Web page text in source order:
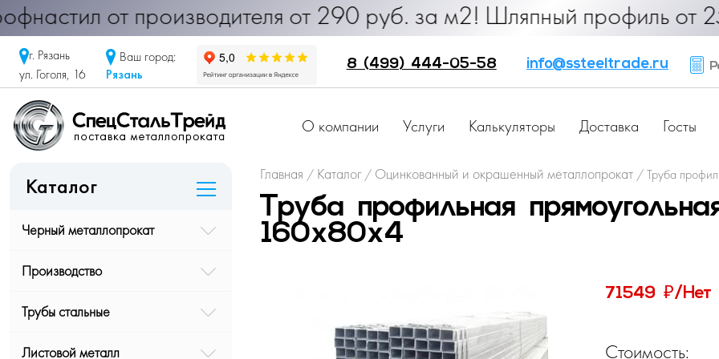
от производителя от 290 руб. за м2! Шляпный профиль
г. Рязань
ул. Гоголя, 16
Ваш город:
Рязань
8 (499) 444-05-58 info@ssteeltrade.ru
О компании Услуги Калькуляторы Доставка Госты
Каталог
Черный металлопрокат
Производство
Трубы стальные
Листовой металл
Главная / Каталог / Оцинкованный и окрашенный металлопрокат /Труба
Труба профильная
160х80х4
71549 ₽/Нет
Стоимость: